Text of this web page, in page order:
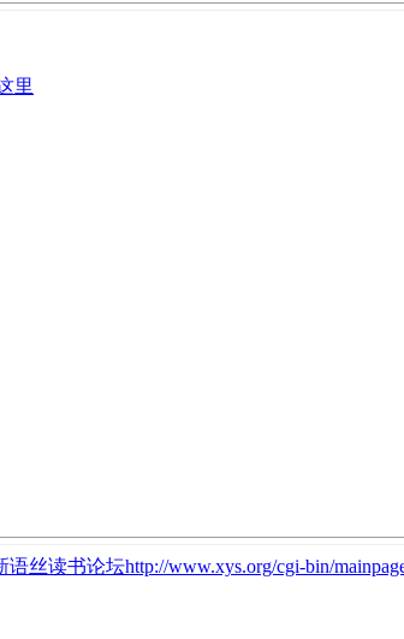
里
语丝读书论坛http://www.xys.org/cgi-bin/